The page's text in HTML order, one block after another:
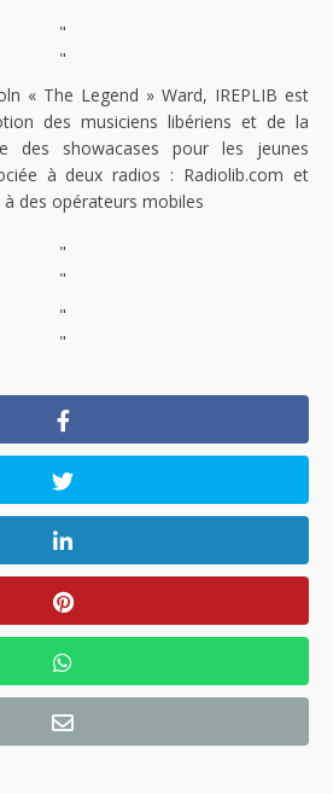
"
"
« The Legend » Ward, IREPLIB est
des musiciens libériens et de la
des showacases pour les jeunes
à deux radios : Radiolib.com et
à des opérateurs mobiles
"
"
"
"